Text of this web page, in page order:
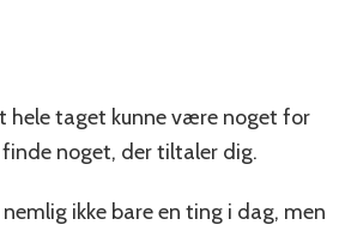
hele taget kunne være noget for
noget, der tiltaler dig.
ikke bare en ting i dag, men